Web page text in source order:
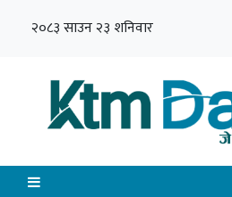
२०८३ साउन २३ शनिवार